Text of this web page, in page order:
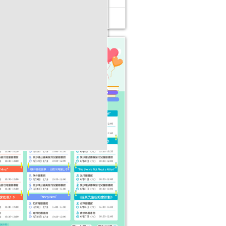
年“書香伴成長”親子閱讀推廣活動
3月）
動日期：2025年01月04日
報名結束